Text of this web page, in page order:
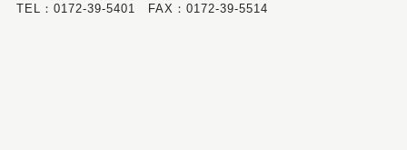
TEL：0172-39-5401 FAX：0172-39-5514